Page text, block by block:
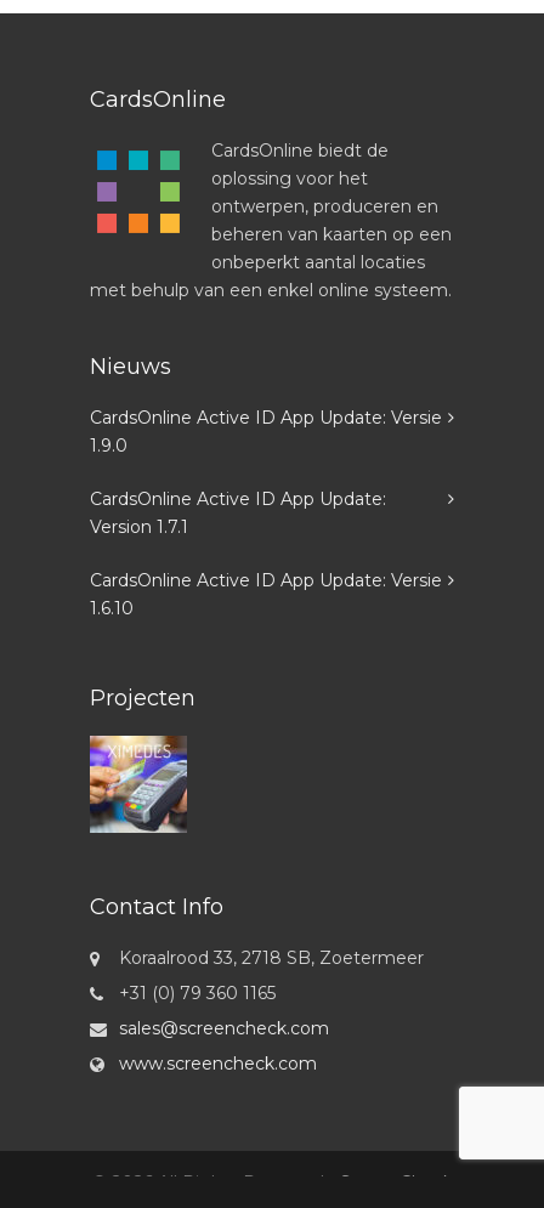
CardsOnline
CardsOnline biedt de
oplossing voor het
ontwerpen, produceren en
beheren van kaarten op een
onbeperkt aantal locaties
met behulp van een enkel online systeem.
Nieuws
CardsOnline Active ID App Update: Versie
1.9.0
CardsOnline Active ID App Update:
Version 1.7.1
CardsOnline Active ID App Update: Versie
1.6.10
Projecten
Contact Info
Koraalrood 33, 2718 SB, Zoetermeer
+31 (0) 79 360 1165
sales@screencheck.com
www.screencheck.com
© 2026 All Rights Reserved - ScreenCheck